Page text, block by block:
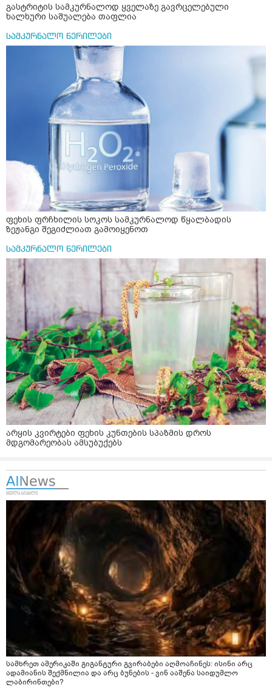
გასტრიტის სამკურნალოდ ყველაზე გავრცელებული
ხალხური საშუალება თაფლია
სამკურნალო წერილები
ფეხის ფრჩხილის სოკოს სამკურნალოდ წყალბადის
ზეჟანგი შეგიძლიათ გამოიყენოთ
სამკურნალო წერილები
არყის კვირტები ფეხის კუნთების სპაზმის დროს
მდგომარეობას ამსუბუქებს
სამხრეთ ამერიკაში გიგანტური გვირაბები აღმოაჩინეს: ისინი არც
ადამიანის შექმნილია და არც ბუნების - ვინ ააშენა საიდუმლო
ლაბირინთები?